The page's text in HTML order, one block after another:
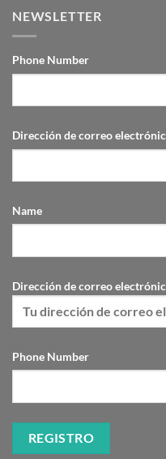
NEWSLETTER
Phone Number
Dirección de correo
Name
Dirección de correo
Phone Number